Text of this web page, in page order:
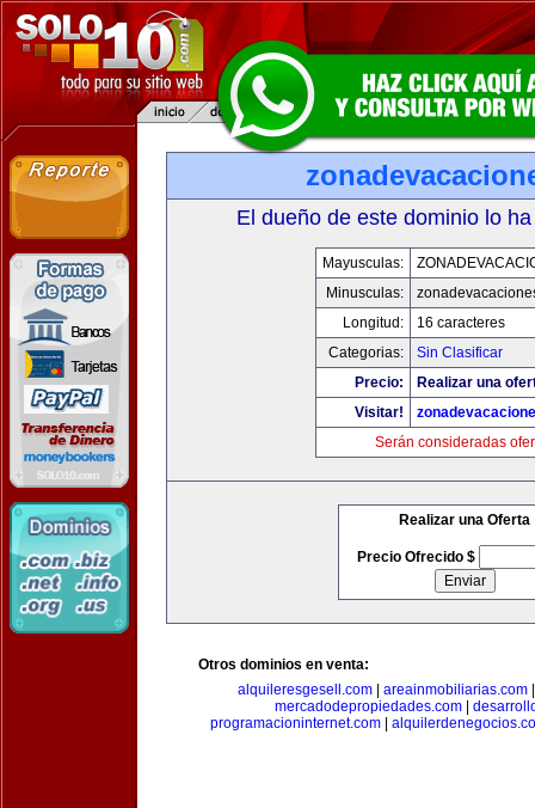
El dueño de este dominio lo
Mayusculas:
Minusculas:
Longitud:
16 caracteres
Categorias:
Sin Clasificar
Precio:
Realizar una
Visitar!
Serán consideradas
Realizar una Oferta
Precio Ofrecido $
Otros dominios en venta:
alquileresgesell.com
areainmobiliarias.com
mercadodepropiedades.com
programacioninternet.com|